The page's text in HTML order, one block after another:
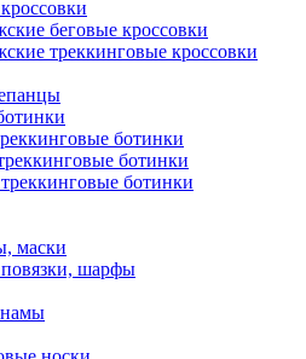
беговые кроссовки
треккинговые кроссовки
ботинки
ботинки
ботинки
маски
шарфы